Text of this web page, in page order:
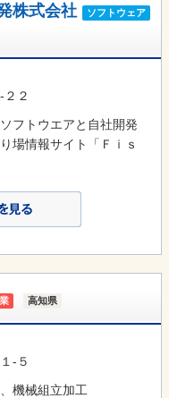
株式会社 ソフトウェア
２
フトウエアと自社開発
場情報サイト「Ｆｉｓ
高知県
-５
機械組立加工